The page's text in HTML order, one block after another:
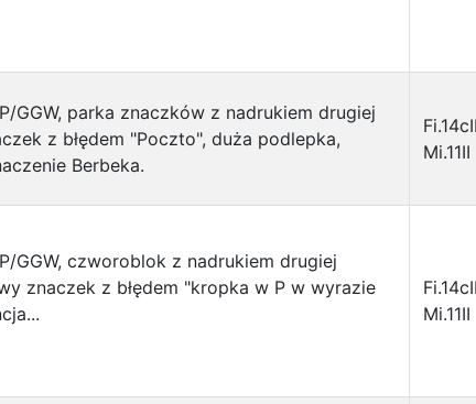
GGW, parka znaczków z nadrukiem drugiej
z błędem "Poczto", duża podlepka,
Berbeka.
Mi.11II
GGW, czworoblok z nadrukiem drugiej
znaczek z błędem "kropka w P w wyrazie
Mi.11II